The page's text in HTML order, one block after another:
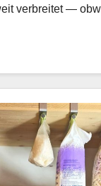
ver­bre­it­et —